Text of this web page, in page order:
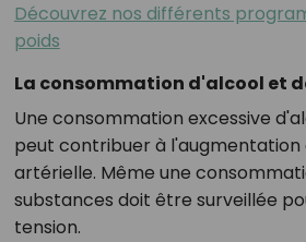
Découvrez nos différents
poids
La consommation d'alcool et
Une consommation excessive
peut contribuer à l'augmentation
artérielle. Même une
substances doit être surveillée
tension.